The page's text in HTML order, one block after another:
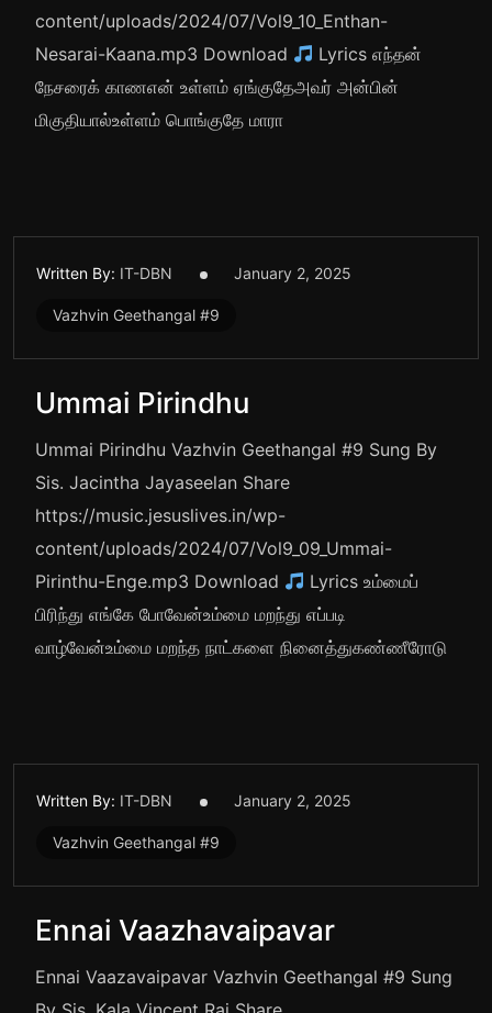
content/uploads/2024/07/Vol9_10_Enthan-
Nesarai-Kaana.mp3 Download
Lyrics எந்தன்
நேசரைக் காணஎன் உள்ளம் ஏங்குதேஅவர் அன்பின்
மிகுதியால்உள்ளம் பொங்குதே மாரா
Written By: IT-DBN January 2, 2025
Vazhvin Geethangal #9
Ummai Pirindhu
Ummai Pirindhu Vazhvin Geethangal #9 Sung By
Sis. Jacintha Jayaseelan Share
https://music.jesuslives.in/wp-
content/uploads/2024/07/Vol9_09_Ummai-
Pirinthu-Enge.mp3 Download
Lyrics உம்மைப்
பிரிந்து எங்கே போவேன்உம்மை மறந்து எப்படி
வாழ்வேன்உம்மை மறந்த நாட்களை நினைத்துகண்ணீரோடு
Written By: IT-DBN January 2, 2025
Vazhvin Geethangal #9
Ennai Vaazhavaipavar
Ennai Vaazavaipavar Vazhvin Geethangal #9 Sung